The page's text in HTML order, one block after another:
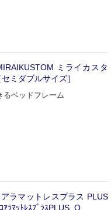
ミライカスタ
ミダブルサイズ］
るベッドフレーム
ラマットレスプラス PLUS
ｱﾗﾏｯﾄﾚｽﾌﾟﾗｽPLUS_Q